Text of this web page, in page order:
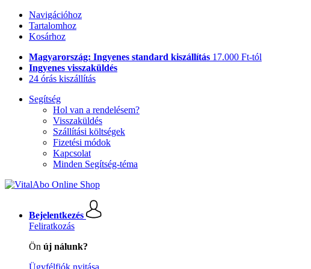
Navigációhoz
Tartalomhoz
Kosárhoz
Magyarország: Ingyenes standard kiszállítás 17.000 Ft-tól
Ingyenes visszaküldés
24 órás kiszállítás
Segítség
Hol van a rendelésem?
Visszaküldés
Szállítási költségek
Fizetési módok
Kapcsolat
Minden Segítség-téma
Bejelentkezés
Feliratkozás
Ön új nálunk?
Ügyfélfiók nyitása